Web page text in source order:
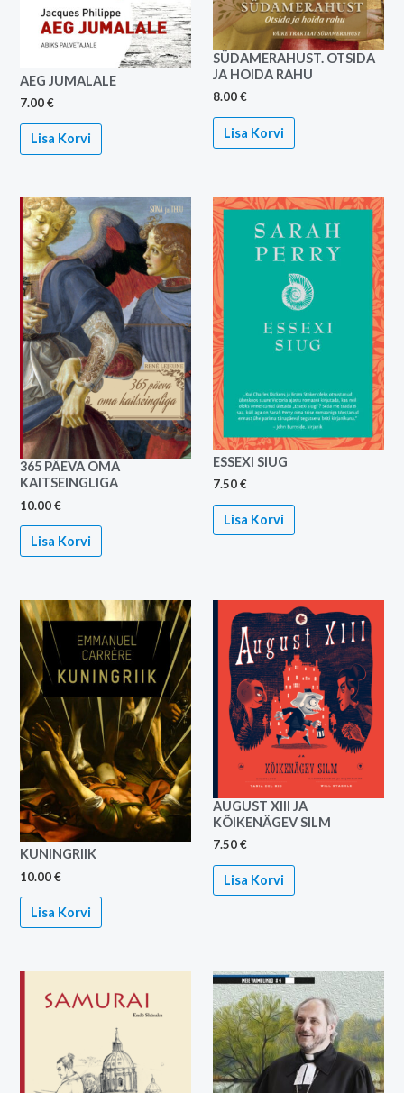
AEG JUMALALE
7.00€
Lisa Korvi
SÜDAMERAHUST. OTSIDA
JA HOIDA RAHU
8.00€
Lisa Korvi
365 PÄEVA OMA
KAITSEINGLIGA
10.00€
Lisa Korvi
ESSEXI SIUG
7.50€
Lisa Korvi
KUNINGRIIK
10.00€
Lisa Korvi
AUGUST XIII JA
KÕIKENÄGEV SILM
7.50€
Lisa Korvi